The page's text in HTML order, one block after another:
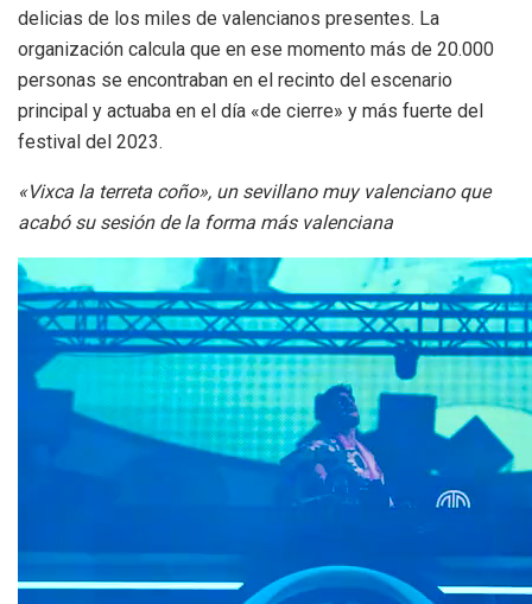
delicias de los miles de valencianos presentes. La
organización calcula que en ese momento más de 20.000
personas se encontraban en el recinto del escenario
principal y actuaba en el día «de cierre» y más fuerte del
festival del 2023.
«Vixca la terreta coño», un sevillano muy valenciano que
acabó su sesión de la forma más valenciana